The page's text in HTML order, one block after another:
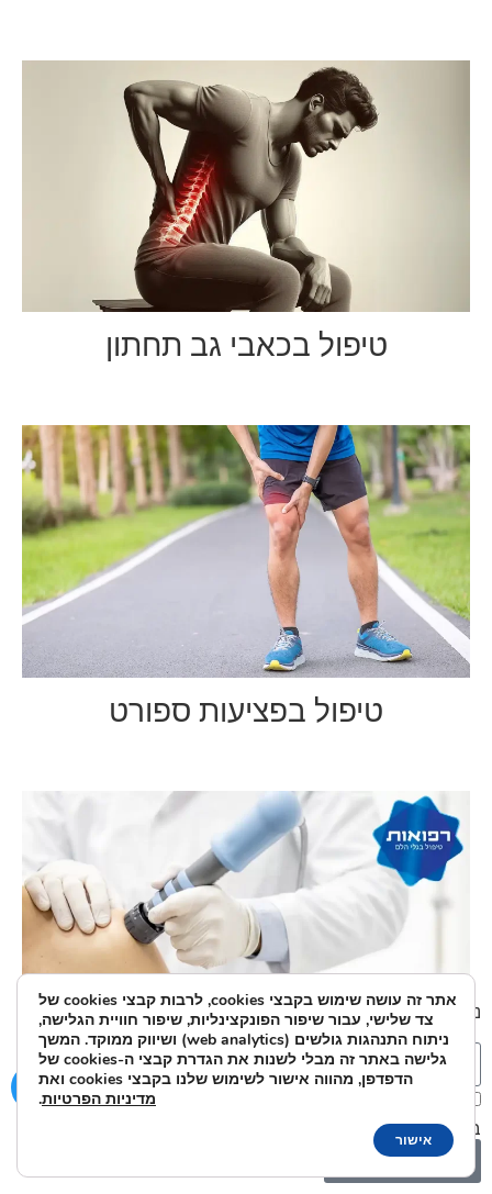
טיפול בכאבי גב תחתון
טיפול בפציעות ספורט
נשמח לענות על כל שאלה או בקשה:
אני מאשר/ת את מסירת הפרטים מרצוני החופשי והשימוש
בהם כדי ליצור איתי קשר ואת
שלח
אתר זה עושה שימוש בקבצי cookies, לרבות קבצי cookies של
צד שלישי, עבור שיפור הפונקצינליות, שיפור חוויית הגלישה,
ניתוח התנהגות גולשים (web analytics) ושיווק ממוקד. המשך
גלישה באתר זה מבלי לשנות את הגדרת קבצי ה-cookies של
הדפדפן, מהווה אישור לשימוש שלנו בקבצי cookies ואת
מדיניות הפרטיות.
אישור